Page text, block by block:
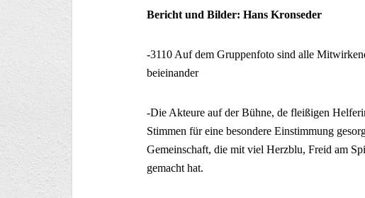
Bericht und Bilder: Hans Kronseder
-3110 Auf dem Gruppenfoto sind alle
beieinander
-Die Akteure auf der Bühne, de fleißigen
Stimmen für eine besondere Einstimmung
Gemeinschaft, die mit viel Herzblu, Freid am
gemacht hat.